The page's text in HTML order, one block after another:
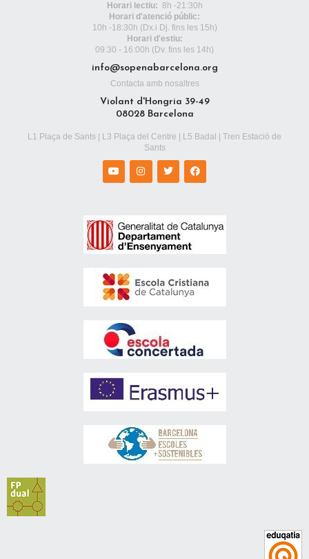
Horari lectiu: 8h -21:30h
Horari d'atenció públic:
10h -18:30h (Dx.i Dj. fins les 15h)
Horari d'estiu:
09:30 - 16:00h (Dv. fins les 14h)
info@sopenabarcelona.org
Contacta amb nosaltres
Violant d'Hongria 39-49
08028 Barcelona
L1 Plaça de Sants | L3 Plaça del Centre | L5 Badal | Tren Estació de
Sants